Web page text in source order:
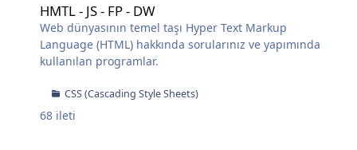
HMTL - JS - FP - DW
Web dünyasının temel taşı Hyper Text Markup
Language (HTML) hakkında sorularınız ve yapımında
kullanılan programlar.
CSS (Cascading Style Sheets)
68 ileti